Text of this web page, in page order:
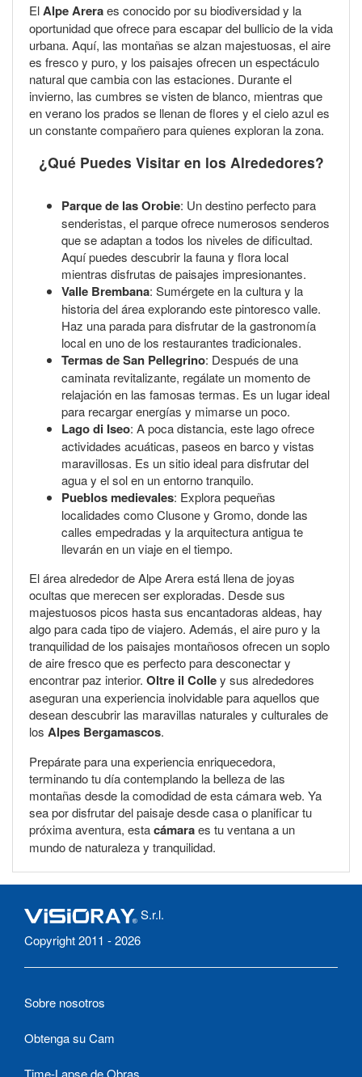
ElAlpe Areraes conocido por su biodiversidad y la
oportunidad que ofrece para escapar del bullicio de la vida
urbana. Aquí, las montañas se alzan majestuosas, el aire
es fresco y puro, y los paisajes ofrecen un espectáculo
natural que cambia con las estaciones. Durante el
invierno, las cumbres se visten de blanco, mientras que
en verano los prados se llenan de flores y el cielo azul es
un constante compañero para quienes exploran la zona.
¿Qué Puedes Visitar en los Alrededores?
Parque de las Orobie: Un destino perfecto para
senderistas, el parque ofrece numerosos senderos
que se adaptan a todos los niveles de dificultad.
Aquí puedes descubrir la fauna y flora local
mientras disfrutas de paisajes impresionantes.
Valle Brembana: Sumérgete en la cultura y la
historia del área explorando este pintoresco valle.
Haz una parada para disfrutar de la gastronomía
local en uno de los restaurantes tradicionales.
Termas de San Pellegrino: Después de una
caminata revitalizante, regálate un momento de
relajación en las famosas termas. Es un lugar ideal
para recargar energías y mimarse un poco.
Lago di Iseo: A poca distancia, este lago ofrece
actividades acuáticas, paseos en barco y vistas
maravillosas. Es un sitio ideal para disfrutar del
agua y el sol en un entorno tranquilo.
Pueblos medievales: Explora pequeñas
localidades como Clusone y Gromo, donde las
calles empedradas y la arquitectura antigua te
llevarán en un viaje en el tiempo.
El área alrededor de Alpe Arera está llena de joyas
ocultas que merecen ser exploradas. Desde sus
majestuosos picos hasta sus encantadoras aldeas, hay
algo para cada tipo de viajero. Además, el aire puro y la
tranquilidad de los paisajes montañosos ofrecen un soplo
de aire fresco que es perfecto para desconectar y
encontrar paz interior. Oltre il Colley sus alrededores
aseguran una experiencia inolvidable para aquellos que
desean descubrir las maravillas naturales y culturales de
los Alpes Bergamascos.
Prepárate para una experiencia enriquecedora,
terminando tu día contemplando la belleza de las
montañas desde la comodidad de esta cámara web. Ya
sea por disfrutar del paisaje desde casa o planificar tu
próxima aventura, estacámaraes tu ventana a un
mundo de naturaleza y tranquilidad.
S.r.l.
Copyright 2011 - 2026
Sobre nosotros
Obtenga su Cam
Time-Lapse de Obras